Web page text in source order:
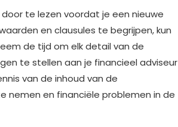
te lezen voordat je een nieuwe
en clausules te begrijpen, kun
de tijd om elk detail van de
te stellen aan je financieel adviseur
van de inhoud van de
nemen en financiële problemen in de